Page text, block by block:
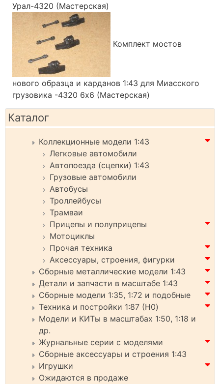
Урал-4320 (Мастерская)
Комплект мостов
нового образца и карданов 1:43 для Миасского
грузовика -4320 6х6 (Мастерская)
Каталог
Коллекционные модели 1:43
Легковые автомобили
Автопоезда (сцепки) 1:43
Грузовые автомобили
Автобусы
Троллейбусы
Трамваи
Прицепы и полуприцепы
Мотоциклы
Прочая техника
Аксессуары, строения, фигурки
Сборные металлические модели 1:43
Детали и запчасти в масштабе 1:43
Сборные модели 1:35, 1:72 и подобные
Техника и постройки 1:87 (H0)
Модели и КИТы в масштабах 1:50, 1:18 и
др.
Журнальные серии с моделями
Сборные аксессуары и строения 1:43
Игрушки
Ожидаются в продаже